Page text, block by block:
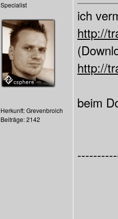
Specialist
Herkunft: Grevenbroich
Beiträge: 2142
ich
http://
http://
beim